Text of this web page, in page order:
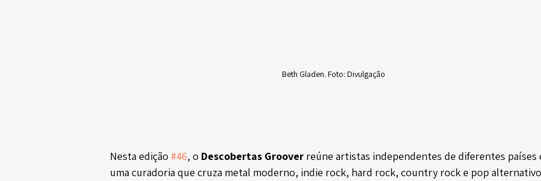
Beth Gladen. Foto: Divulgação
Nesta edição #46, o Descobertas Groover reúne artistas independentes de diferentes países
uma curadoria que cruza metal moderno, indie rock, hard rock, country rock e pop